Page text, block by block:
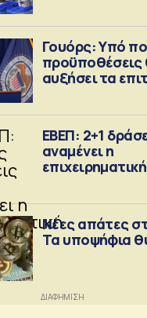
Γουόρς: Υπό
προϋποθέσεις
αυξήσει τα
ΕΒΕΠ: 2+1
αναμένει η
επιχειρηματική
Νέες απάτες
Τα υποψήφια